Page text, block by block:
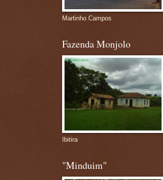
Martinho Campos
Fazenda Monjolo
Ibitira
"Minduim"